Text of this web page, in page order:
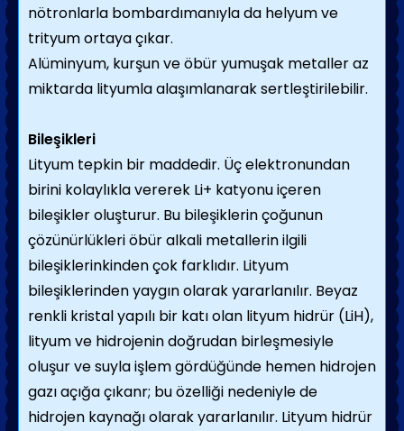
nötronlarla bombardımanıyla da helyum ve
trityum ortaya çıkar.
Alüminyum, kurşun ve öbür yumuşak metaller az
miktarda lityumla alaşımlanarak sertleştirilebilir.
Bileşikleri
Lityum tepkin bir maddedir. Üç elektronundan
birini kolaylıkla vererek Li+ katyonu içeren
bileşikler oluşturur. Bu bileşiklerin çoğunun
çözünürlükleri öbür alkali metallerin ilgili
bileşiklerinkinden çok farklıdır. Lityum
bileşiklerinden yaygın olarak yararlanılır. Beyaz
renkli kristal yapılı bir katı olan lityum hidrür (LiH),
lityum ve hidrojenin doğrudan birleşmesiyle
oluşur ve suyla işlem gördüğünde hemen hidrojen
gazı açığa çıkanr; bu özelliği nedeniyle de
hidrojen kaynağı olarak yararlanılır. Lityum hidrür